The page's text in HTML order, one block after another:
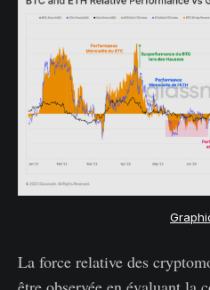
La force relative des